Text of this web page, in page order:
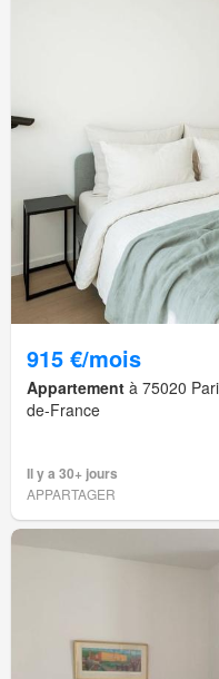
915 €/mois
Appartement à 75020
de-France
Il y a 30+ jours
APPARTAGER